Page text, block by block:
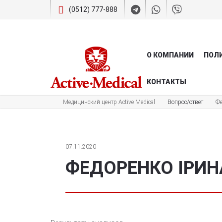
(0512) 777-888
О КОМПАНИИ
КОНТАКТЫ
Медицинский центр Active Medical Вопрос/ответ
07.11.2020
ФЕДОРЕНКО